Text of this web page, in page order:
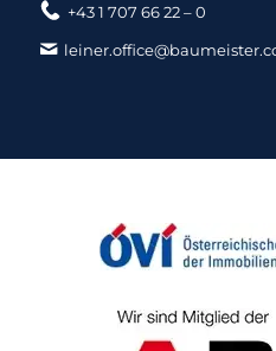
+43 1 707 66 22 – 0